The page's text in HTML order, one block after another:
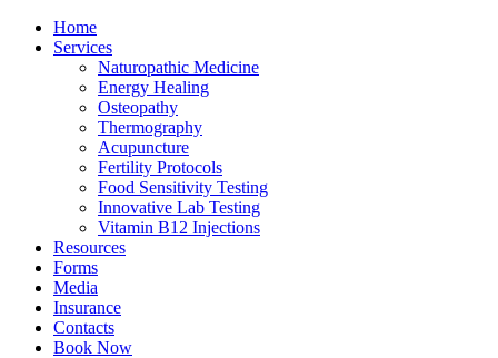
Home
Services
Naturopathic Medicine
Energy Healing
Osteopathy
Thermography
Acupuncture
Fertility Protocols
Food Sensitivity Testing
Innovative Lab Testing
Vitamin B12 Injections
Resources
Forms
Media
Insurance
Contacts
Book Now